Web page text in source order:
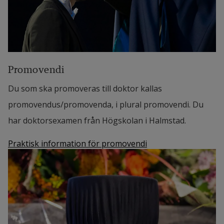
Promovendi
Du som ska promoveras till doktor kallas
promovendus/promovenda, i plural promovendi. Du
har doktorsexamen från Högskolan i Halmstad.
Praktisk information för promovendi